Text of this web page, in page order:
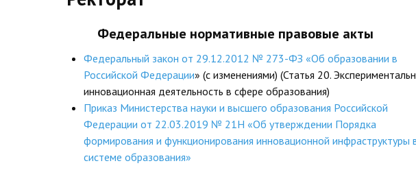
Федеральные нормативные правовые акты
Федеральный закон от 29.12.2012 № 273-ФЗ «Об образовании в
Российской Федерации» (с изменениями) (Статья 20.
инновационная деятельность в сфере образования)
Приказ Министерства науки и высшего образования Российской
Федерации от 22.03.2019 № 21Н «Об утверждении Порядка
формирования и функционирования инновационной инфраструктуры
системе образования»